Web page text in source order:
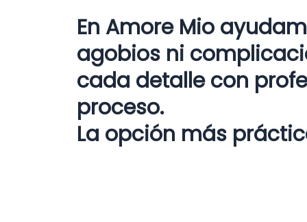
En Amore Mio
agobios ni
cada detalle con
proceso.
La opción más